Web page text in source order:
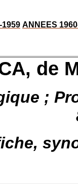
1959 ANNEES
de
;